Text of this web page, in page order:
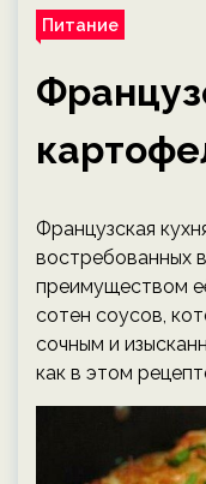
Питание
Французская
востребованных
преимуществом
сотен соусов,
сочным и
как в этом